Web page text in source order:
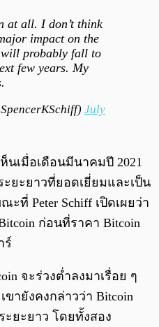
at all. I don’t think
impact on the
probably fall to
few years. My
July
ห็นเมื่อเดือนมีนาคมปี 2021
ะยะยาวที่ยอดเยี่ยมและเป็น
ที่ Peter Schiff เปิดเผยว่า
ก่อนที่ราคา Bitcoin
ร์
จะร่วงต่ำลงมาเรื่อย ๆ
ขายังคงกล่าวว่า Bitcoin
ะยะยาว โดยทั้งสอง